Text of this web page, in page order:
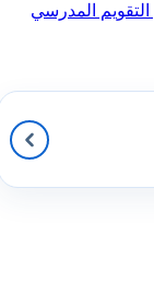
التقويم المدرسي